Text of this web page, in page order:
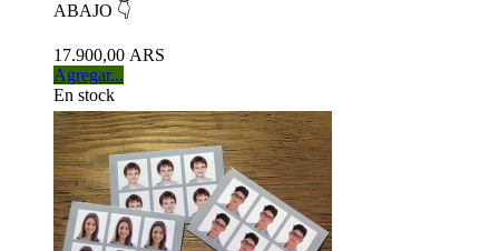
ABAJO 👇
17.900,00 ARS
Agregar...
En stock